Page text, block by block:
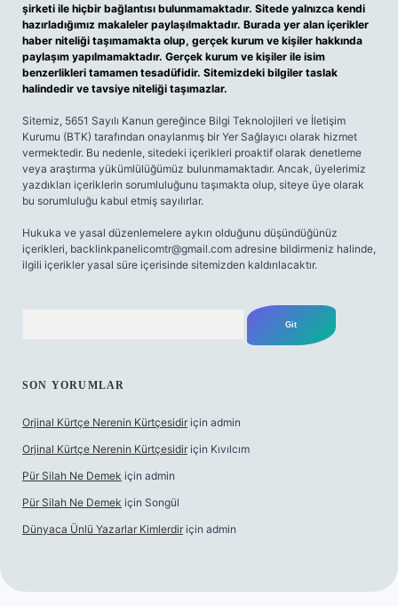
şirketi ile hiçbir bağlantısı bulunmamaktadır. Sitede yalnızca kendi
hazırladığımız makaleler paylaşılmaktadır. Burada yer alan içerikler
haber niteliği taşımamakta olup, gerçek kurum ve kişiler hakkında
paylaşım yapılmamaktadır. Gerçek kurum ve kişiler ile isim
benzerlikleri tamamen tesadüfidir. Sitemizdeki bilgiler taslak
halindedir ve tavsiye niteliği taşımazlar.
Sitemiz, 5651 Sayılı Kanun gereğince Bilgi Teknolojileri ve İletişim
Kurumu (BTK) tarafından onaylanmış bir Yer Sağlayıcı olarak hizmet
vermektedir. Bu nedenle, sitedeki içerikleri proaktif olarak denetleme
veya araştırma yükümlülüğümüz bulunmamaktadır. Ancak, üyelerimiz
yazdıkları içeriklerin sorumluluğunu taşımakta olup, siteye üye olarak
bu sorumluluğu kabul etmiş sayılırlar.
Hukuka ve yasal düzenlemelere aykırı olduğunu düşündüğünüz
içerikleri, backlinkpanelicomtr@gmail.com adresine bildirmeniz halinde,
ilgili içerikler yasal süre içerisinde sitemizden kaldırılacaktır.
SON YORUMLAR
Orjinal Kürtçe Nerenin Kürtçesidir için admin
Orjinal Kürtçe Nerenin Kürtçesidir için Kıvılcım
Pür Silah Ne Demek için admin
Pür Silah Ne Demek için Songül
Dünyaca Ünlü Yazarlar Kimlerdir için admin